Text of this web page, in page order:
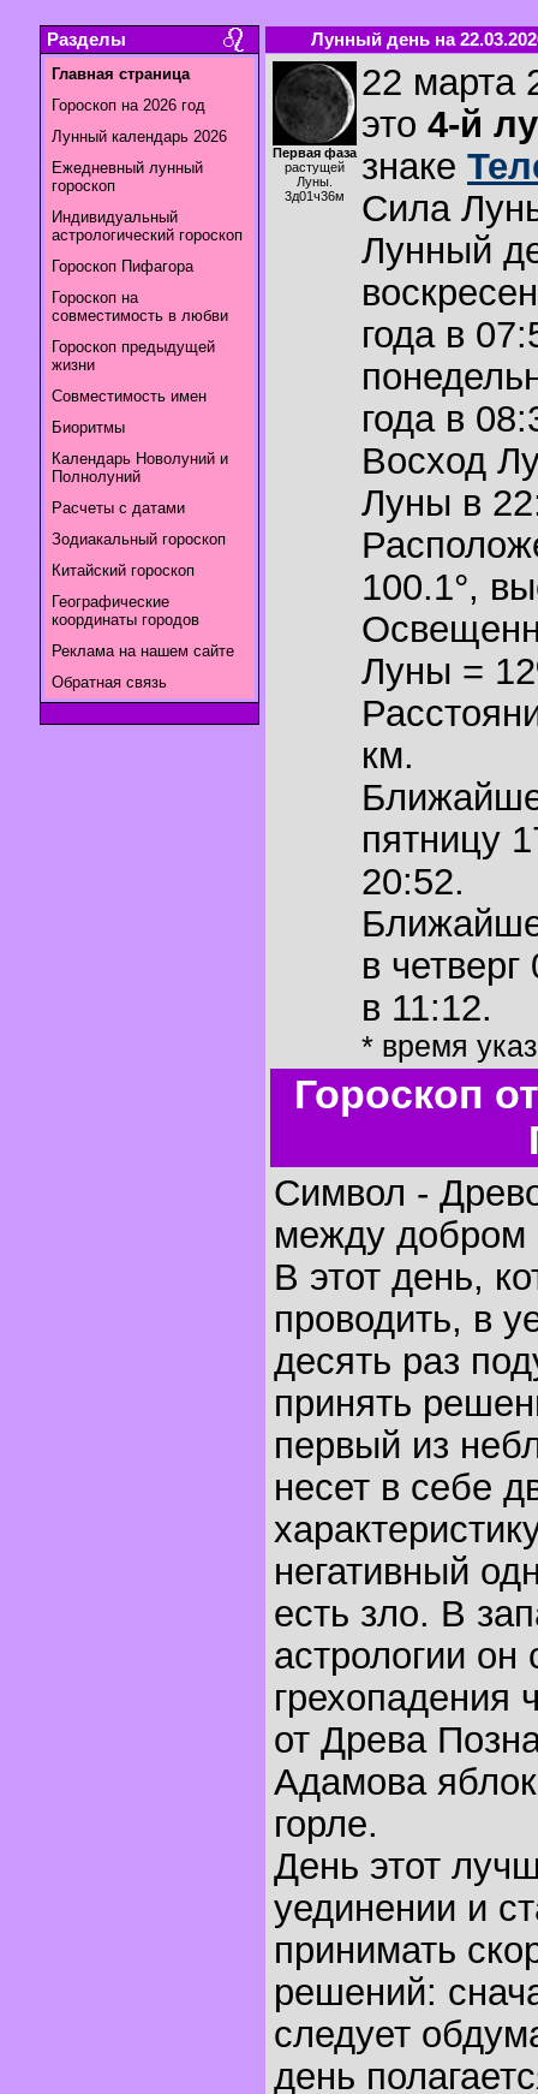
Разделы
Главная страница
Гороскоп на 2026 год
Лунный календарь 2026
Ежедневный лунный
гороскоп
Индивидуальный
астрологический гороскоп
Гороскоп Пифагора
Гороскоп на
совместимость в любви
Гороскоп предыдущей
жизни
Совместимость имен
Биоритмы
Календарь Новолуний и
Полнолуний
Расчеты с датами
Зодиакальный гороскоп
Китайский гороскоп
Географические
координаты городов
Реклама на нашем сайте
Обратная связь
Лунный день на
Первая фаза
растущей
Луны.
3д01ч36м
22 марта
это 4-й
знаке
Сила
Лунный
года в
года в
Восход
Луны в
100.1°,
Луны =
км.
пятницу
20:52.
в
в 11:12.
* время
Гороскоп
Символ -
между добром
В этот день,
проводить, в
десять раз
принять
первый из
несет в себе
негативный
есть зло. В
астрологии он
грехопадения
от Древа
Адамова
горле.
День этот
уединении и
принимать
решений:
следует
день